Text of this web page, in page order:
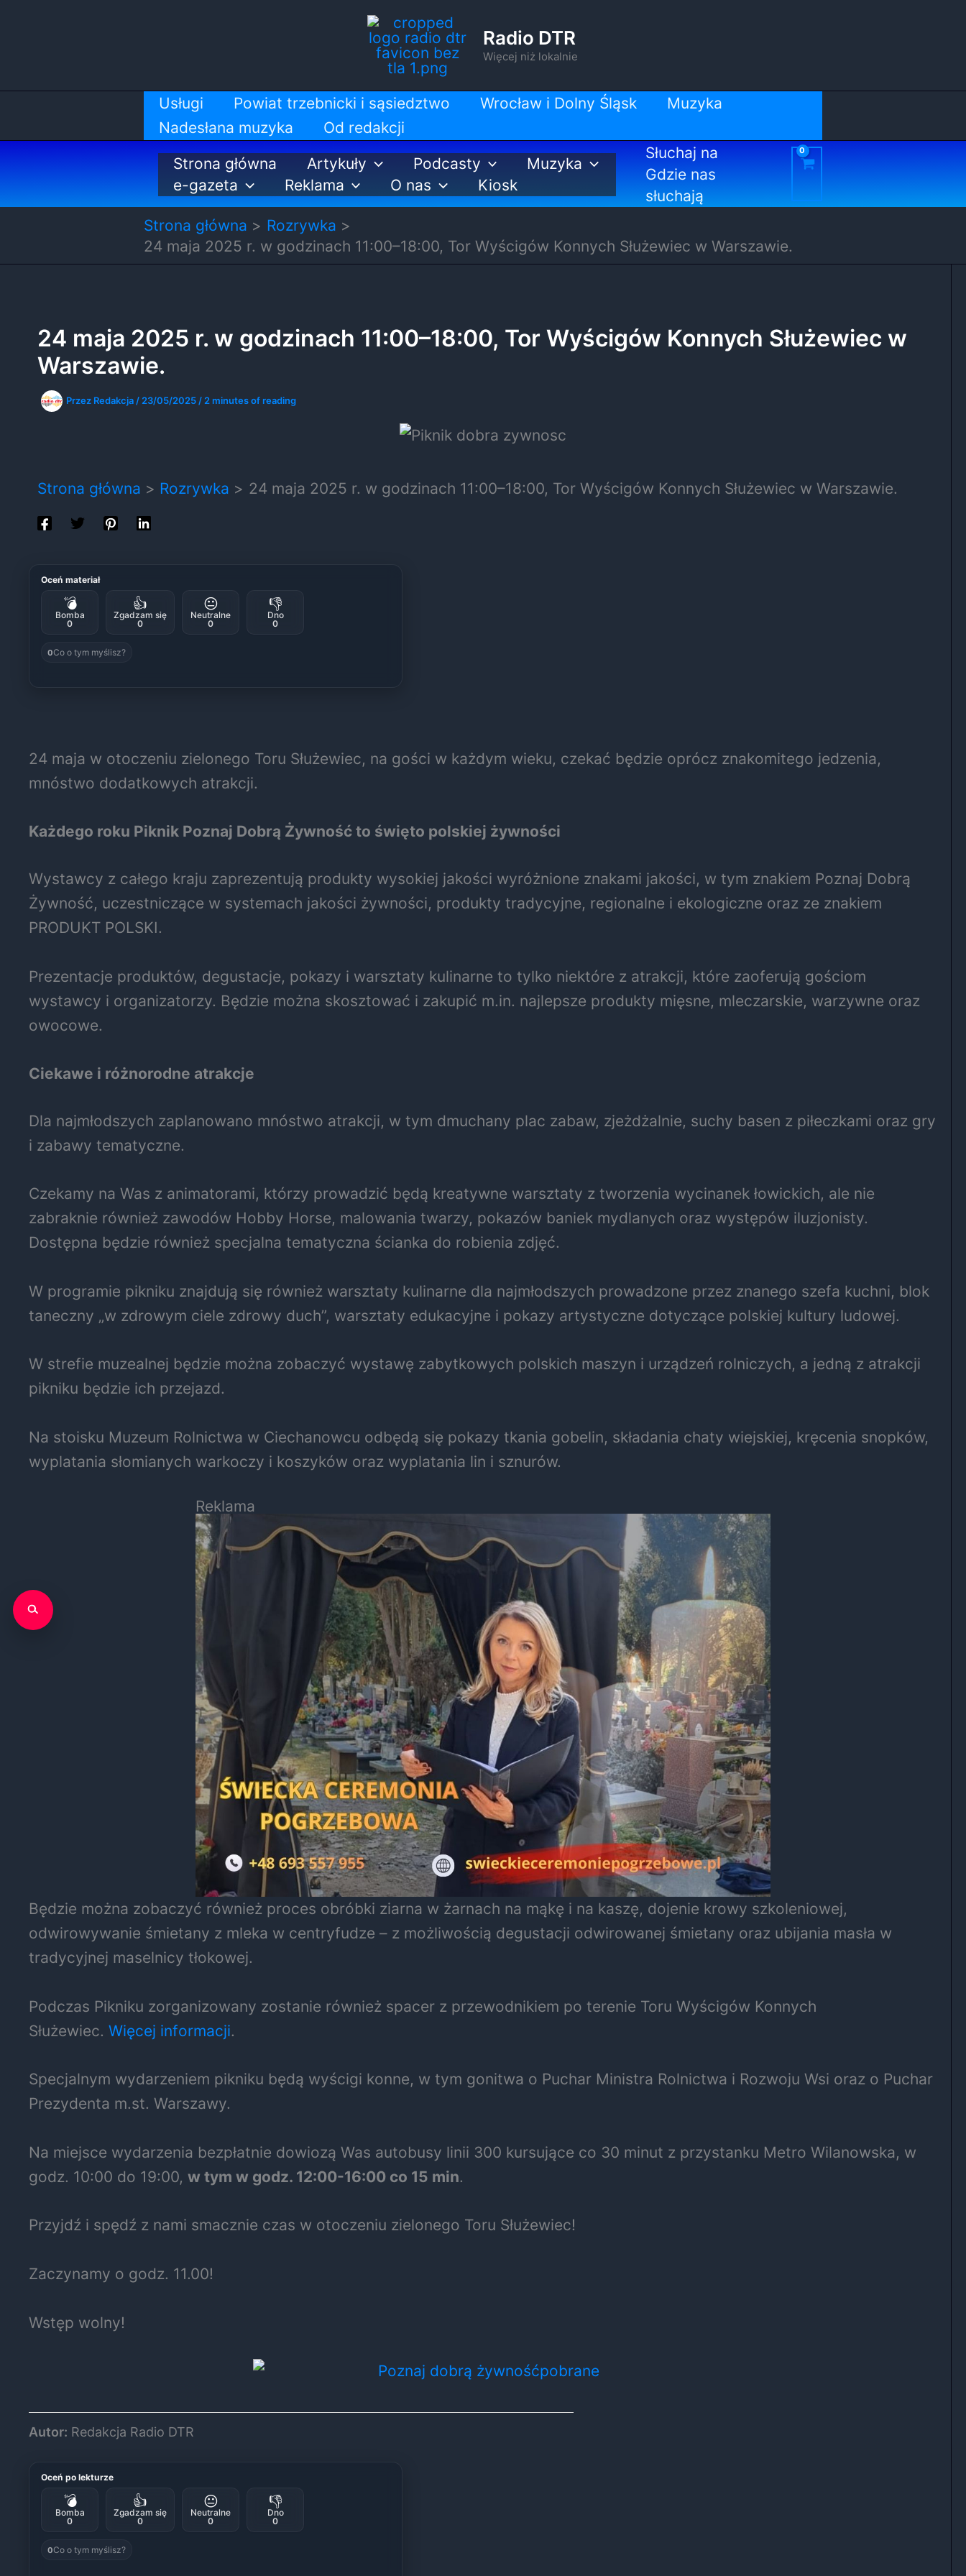
Radio DTR
Więcej niż lokalnie
Usługi Powiat trzebnicki i sąsiedztwo Wrocław i Dolny Śląsk
Muzyka
Nadesłana muzyka
Od redakcji
Strona główna
Artykuły Podcasty
Muzyka
e-gazeta
Reklama O nas Kiosk
Słuchaj na
Gdzie nas
słuchają
Strona główna
Rozrywka
24 maja 2025 r. w godzinach 11:00–18:00, Tor Wyścigów Konnych Służewiec w Warszawie.
24 maja 2025 r. w godzinach 11:00–18:00, Tor Wyścigów Konnych Służewiec w
Warszawie.
Przez Redakcja / 23/05/2025 / 2 minutes of reading
Strona główna Rozrywka 24 maja 2025 r. w godzinach 11:00–18:00, Tor Wyścigów Konnych Służewiec w Warszawie.
Oceń materiał
💣
Bomba
0
👍
Zgadzam się
0
😐
Neutralne
0
👎
Dno
0
0Co o tym myślisz?
24 maja w otoczeniu zielonego Toru Służewiec, na gości w każdym wieku, czekać będzie oprócz znakomitego jedzenia,
mnóstwo dodatkowych atrakcji.
Każdego roku Piknik Poznaj Dobrą Żywność to święto polskiej żywności
Wystawcy z całego kraju zaprezentują produkty wysokiej jakości wyróżnione znakami jakości, w tym znakiem Poznaj Dobrą
Żywność, uczestniczące w systemach jakości żywności, produkty tradycyjne, regionalne i ekologiczne oraz ze znakiem
PRODUKT POLSKI.
Prezentacje produktów, degustacje, pokazy i warsztaty kulinarne to tylko niektóre z atrakcji, które zaoferują gościom
wystawcy i organizatorzy. Będzie można skosztować i zakupić m.in. najlepsze produkty mięsne, mleczarskie, warzywne oraz
owocowe.
Ciekawe i różnorodne atrakcje
Dla najmłodszych zaplanowano mnóstwo atrakcji, w tym dmuchany plac zabaw, zjeżdżalnie, suchy basen z piłeczkami oraz gry
i zabawy tematyczne.
Czekamy na Was z animatorami, którzy prowadzić będą kreatywne warsztaty z tworzenia wycinanek łowickich, ale nie
zabraknie również zawodów Hobby Horse, malowania twarzy, pokazów baniek mydlanych oraz występów iluzjonisty.
Dostępna będzie również specjalna tematyczna ścianka do robienia zdjęć.
W programie pikniku znajdują się również warsztaty kulinarne dla najmłodszych prowadzone przez znanego szefa kuchni, blok
taneczny „w zdrowym ciele zdrowy duch”, warsztaty edukacyjne i pokazy artystyczne dotyczące polskiej kultury ludowej.
W strefie muzealnej będzie można zobaczyć wystawę zabytkowych polskich maszyn i urządzeń rolniczych, a jedną z atrakcji
pikniku będzie ich przejazd.
Na stoisku Muzeum Rolnictwa w Ciechanowcu odbędą się pokazy tkania gobelin, składania chaty wiejskiej, kręcenia snopków,
wyplatania słomianych warkoczy i koszyków oraz wyplatania lin i sznurów.
Reklama
Będzie można zobaczyć również proces obróbki ziarna w żarnach na mąkę i na kaszę, dojenie krowy szkoleniowej,
odwirowywanie śmietany z mleka w centryfudze – z możliwością degustacji odwirowanej śmietany oraz ubijania masła w
tradycyjnej maselnicy tłokowej.
Podczas Pikniku zorganizowany zostanie również spacer z przewodnikiem po terenie Toru Wyścigów Konnych
Służewiec. Więcej informacji.
Specjalnym wydarzeniem pikniku będą wyścigi konne, w tym gonitwa o Puchar Ministra Rolnictwa i Rozwoju Wsi oraz o Puchar
Prezydenta m.st. Warszawy.
Na miejsce wydarzenia bezpłatnie dowiozą Was autobusy linii 300 kursujące co 30 minut z przystanku Metro Wilanowska, w
godz. 10:00 do 19:00, w tym w godz. 12:00-16:00 co 15 min.
Przyjdź i spędź z nami smacznie czas w otoczeniu zielonego Toru Służewiec!
Zaczynamy o godz. 11.00!
Wstęp wolny!
Autor: Redakcja Radio DTR
Oceń po lekturze
💣
Bomba
0
👍
Zgadzam się
0
😐
Neutralne
0
👎
Dno
0
0Co o tym myślisz?